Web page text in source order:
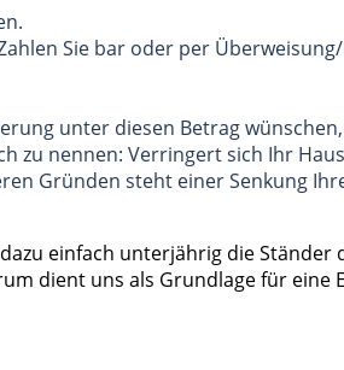
Sie bar oder per
unter diesen Betrag
zu nennen: Verringert sich Ihr
Gründen steht einer Senkung
einfach unterjährig die Ständer
dient uns als Grundlage für eine